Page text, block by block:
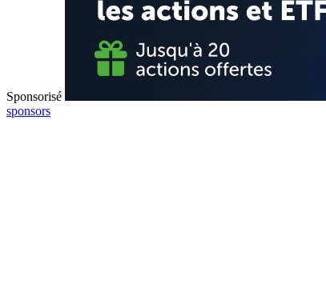
Sponsorisé
sponsors